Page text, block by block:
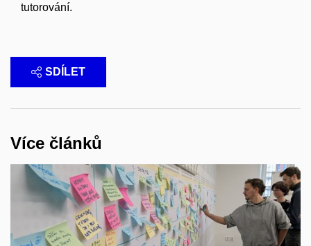
tutorování.
SDÍLET
Více článků